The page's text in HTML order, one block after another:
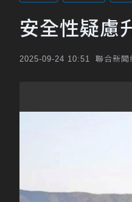
安全性疑慮
2025-09-24 10:51 聯合新